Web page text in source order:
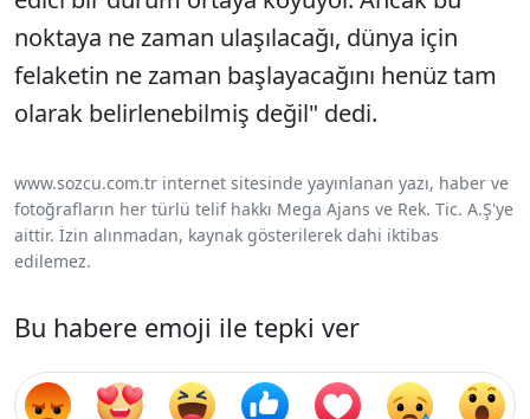
noktaya ne zaman ulaşılacağı, dünya için
felaketin ne zaman başlayacağını henüz tam
olarak belirlenebilmiş değil" dedi.
www.sozcu.com.tr internet sitesinde yayınlanan yazı, haber ve
fotoğrafların her türlü telif hakkı Mega Ajans ve Rek. Tic. A.Ş'ye
aittir. İzin alınmadan, kaynak gösterilerek dahi iktibas
edilemez.
Bu habere emoji ile tepki ver